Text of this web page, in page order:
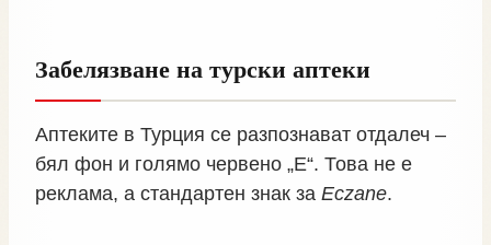
Забелязване на турски аптеки
Аптеките в Турция се разпознават отдалеч –
бял фон и голямо червено „E“. Това не е
реклама, а стандартен знак за Eczane.